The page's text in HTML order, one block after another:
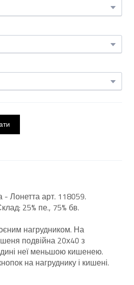
- Лонетта арт. 118059.
25% пе., 75% бв.
нагрудником. На
подвійна 20х40 з
неї меньшою кишенею.
на нагруднику і кишені.